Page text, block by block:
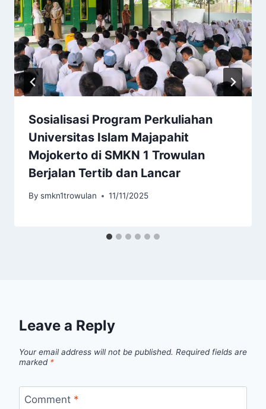
Sosialisasi Program Perkuliahan
Universitas Islam Majapahit
Mojokerto di SMKN 1 Trowulan
Berjalan Tertib dan Lancar
By smkn1trowulan 11/11/2025
Leave a Reply
Your email address will not be published. Required fields are
marked *
Comment *